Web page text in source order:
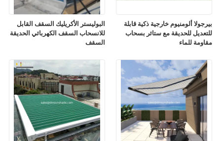
البوليستر الأكريليك السقف القابل
للانسحاب السقف الكهربائي الحديقة
السقف
بيرجولا ألومنيوم خارجية ذكية قابلة
للتعديل للحديقة مع ستائر بسحاب
مقاومة للماء